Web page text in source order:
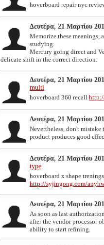
hoverboard repair nyc
Δευτέρα, 21 Μαρτίου
Memorize these meanings,
studying.
Mercury going direct and
delicate shift in the correct direction.
Δευτέρα, 21 Μαρτίου
multi
hoverboard 360 recall
Δευτέρα, 21 Μαρτίου
Nevertheless, don't
product produces good
Δευτέρα, 21 Μαρτίου
type
hoverboard x shape
http://syjingong.com/
Δευτέρα, 21 Μαρτίου
As soon as last
after the vendor processor
ability to start refining.